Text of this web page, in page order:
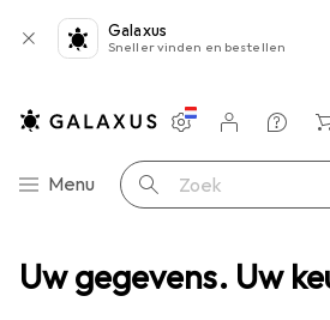
Uw gegevens. Uw
Galaxus
Sneller vinden en bestellen
Categorie navigatie
Menu Zoek op
Instellingen
Klantenaccount
Produktvergelijking
Verlanglijstje
Winkelmandje
Fietsschoenen Adidas